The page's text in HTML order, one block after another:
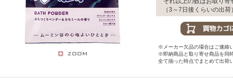
（3～7日後くらいの出荷）
※メーカー欠品の場合はご連絡
※即納商品と取り寄せ商品を同
全て揃った時点でまとめて出荷